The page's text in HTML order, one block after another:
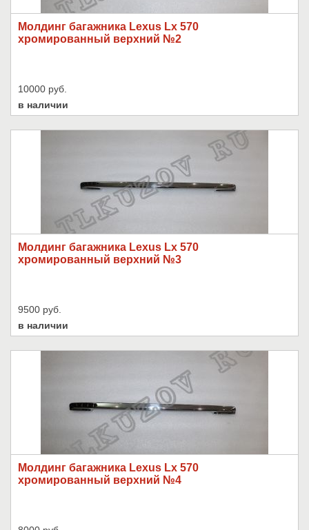
Молдинг багажника Lexus Lx 570
хромированный верхний №2
10000 руб.
в наличии
Молдинг багажника Lexus Lx 570
хромированный верхний №3
9500 руб.
в наличии
Молдинг багажника Lexus Lx 570
хромированный верхний №4